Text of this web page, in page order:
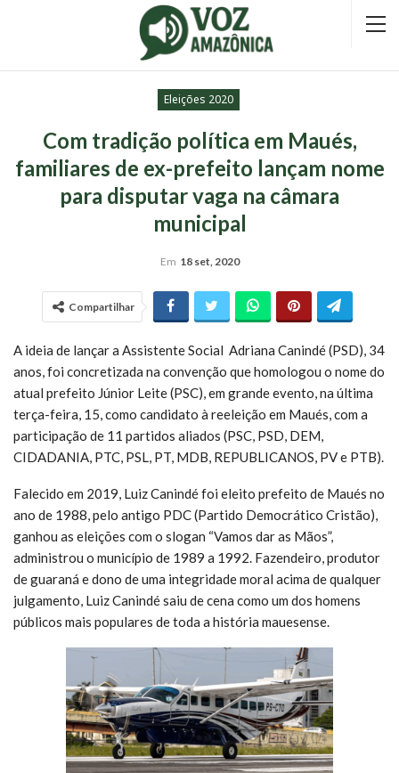
Eleições 2020
Com tradição política em Maués,
familiares de ex-prefeito lançam nome
para disputar vaga na câmara
municipal
Em 18 set, 2020
Compartilhar
A ideia de lançar a Assistente Social Adriana Canindé (PSD), 34
anos, foi concretizada na convenção que homologou o nome do
atual prefeito Júnior Leite (PSC), em grande evento, na última
terça-feira, 15, como candidato à reeleição em Maués, com a
participação de 11 partidos aliados (PSC, PSD, DEM,
CIDADANIA, PTC, PSL, PT, MDB, REPUBLICANOS, PV e PTB).
Falecido em 2019, Luiz Canindé foi eleito prefeito de Maués no
ano de 1988, pelo antigo PDC (Partido Democrático Cristão),
ganhou as eleições com o slogan “Vamos dar as Mãos”,
administrou o município de 1989 a 1992. Fazendeiro, produtor
de guaraná e dono de uma integridade moral acima de qualquer
julgamento, Luiz Canindé saiu de cena como um dos homens
públicos mais populares de toda a história mauesense.